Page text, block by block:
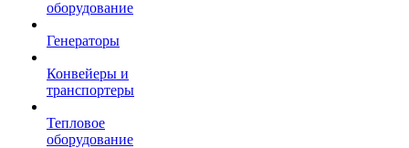
оборудование
Генераторы
Конвейеры и
транспортеры
Тепловое
оборудование